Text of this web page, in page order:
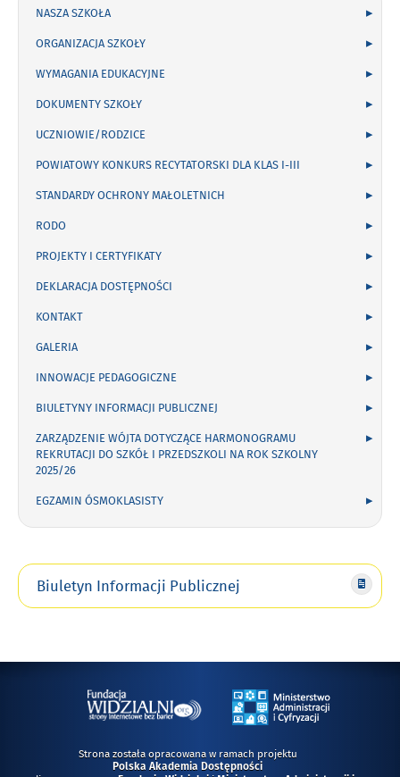
NASZA SZKOŁA
ORGANIZACJA SZKOŁY
WYMAGANIA EDUKACYJNE
DOKUMENTY SZKOŁY
UCZNIOWIE/RODZICE
POWIATOWY KONKURS RECYTATORSKI DLA KLAS I-III
STANDARDY OCHRONY MAŁOLETNICH
RODO
PROJEKTY I CERTYFIKATY
DEKLARACJA DOSTĘPNOŚCI
KONTAKT
GALERIA
INNOWACJE PEDAGOGICZNE
BIULETYNY INFORMACJI PUBLICZNEJ
ZARZĄDZENIE WÓJTA DOTYCZĄCE HARMONOGRAMU
REKRUTACJI DO SZKÓŁ I PRZEDSZKOLI NA ROK SZKOLNY
2025/26
EGZAMIN ÓSMOKLASISTY
Biuletyn Informacji Publicznej
Strona została opracowana w ramach projektu
Polska Akademia Dostępności